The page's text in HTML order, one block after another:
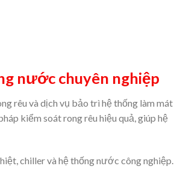
nước chuyên nghiệp
rêu và dịch vụ bảo trì hệ thống làm mát
kiểm soát rong rêu hiệu quả, giúp hệ
chiller và hệ thống nước công nghiệp.